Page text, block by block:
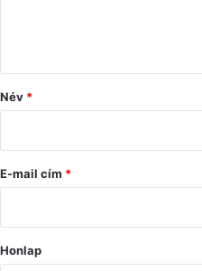
ó
s
Név *
E-mail cím *
Honlap